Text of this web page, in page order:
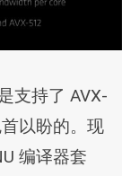
支持了 AVX-
以盼的。现
编译器套